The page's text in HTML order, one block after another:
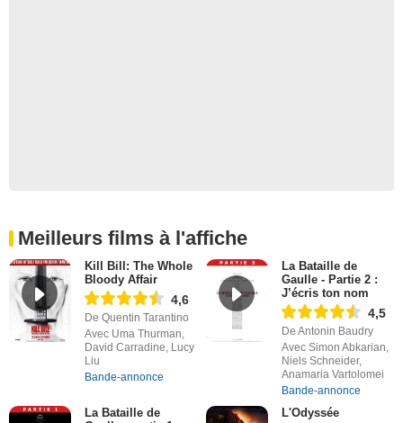
Meilleurs films à l'affiche
Kill Bill: The Whole
Bloody Affair
4,6
De Quentin Tarantino
Avec Uma Thurman,
David Carradine, Lucy
Liu
Bande-annonce
La Bataille de
Gaulle - Partie 2 :
J’écris ton nom
4,5
De Antonin Baudry
Avec Simon Abkarian,
Niels Schneider,
Anamaria Vartolomei
Bande-annonce
La Bataille de
L'Odyssée